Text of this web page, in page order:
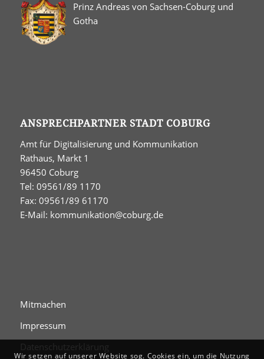
Prinz Andreas von Sachsen-Coburg und
Gotha
ANSPRECHPARTNER STADT COBURG
Amt für Digitalisierung und Kommunikation
Rathaus, Markt 1
96450 Coburg
Tel: 09561/89 1170
Fax: 09561/89 61170
E-Mail: kommunikation@coburg.de
Mitmachen
Impressum
Datenschutzerklärung
Wir setzen auf unserer Website sog. Cookies ein, um die Nutzung